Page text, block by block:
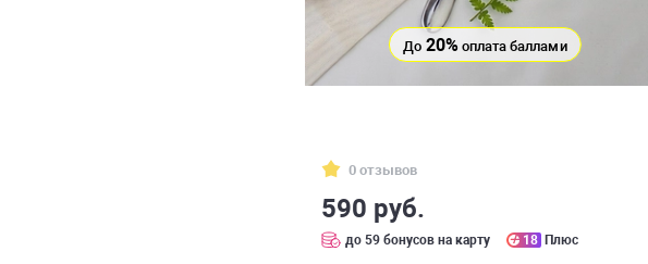
До 20%оплата баллами
0 отзывов
590 руб.
до 59 бонусов на карту 18 Плюс